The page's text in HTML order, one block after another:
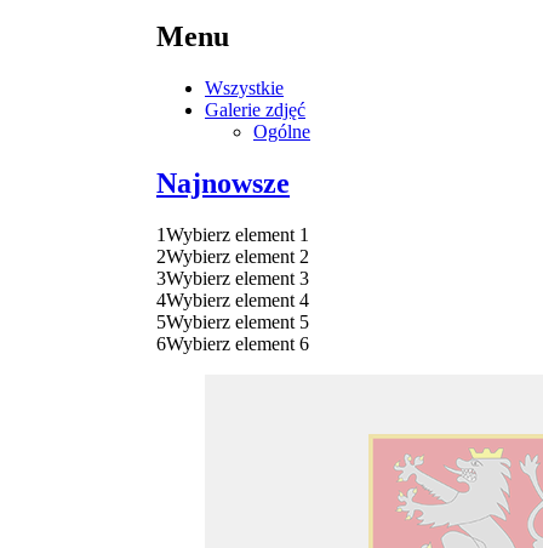
Menu
Wszystkie
Galerie zdjęć
Ogólne
Najnowsze
1Wybierz element 1
2Wybierz element 2
3Wybierz element 3
4Wybierz element 4
5Wybierz element 5
6Wybierz element 6